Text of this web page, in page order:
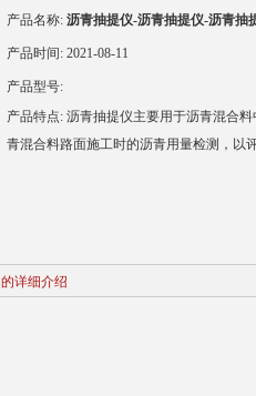
产品名称: 沥青抽提仪-沥青抽提仪-沥青抽
产品时间: 2021-08-11
产品型号:
产品特点: 沥青抽提仪主要用于沥青混合
青混合料路面施工时的沥青用量检测，以
的详细介绍